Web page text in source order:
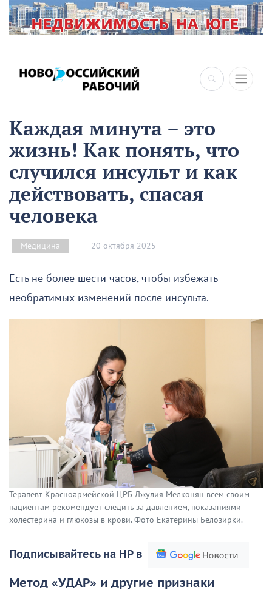
×
Каждая минута – это
жизнь! Как понять, что
случился инсульт и как
действовать, спасая
человека
Медицина 20 октября 2025
Есть не более шести часов, чтобы избежать
необратимых изменений после инсульта.
Терапевт Красноармейской ЦРБ Джулия Мелконян всем своим
пациентам рекомендует следить за давлением, показаниями
холестерина и глюкозы в крови. Фото Екатерины Белозирки.
Подписывайтесь на НР в
Метод «УДАР» и другие признаки